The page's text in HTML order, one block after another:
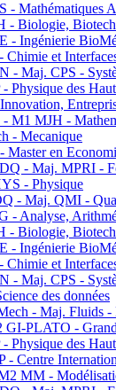
Mathématiques
Biologie,
- Ingénierie
et
- Maj. CPS -
Physique des
MJH -
- Mecanique
en
- Maj. MPRI -
- Physique
- Maj. QMI -
Analyse,
Biologie,
- Ingénierie
et
- Maj. CPS -
des données
- Maj. Fluids -
PLATO -
Physique des
Centre
MM -